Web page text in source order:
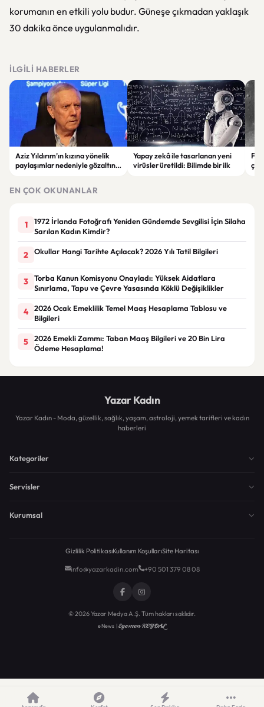
korumanın en etkili yolu budur. Güneşe çıkmadan yaklaşık
30 dakika önce uygulanmalıdır.
İLGILI HABERLER
Aziz Yıldırım’ın kızına yönelik
paylaşımlar nedeniyle gözaltına
Yapay zekâ ile tasarlanan yeni
virüsler üretildi: Bilimde bir ilk
EN ÇOK OKUNANLAR
1
1972 İrlanda Fotoğrafı Yeniden Gündemde Sevgilisi İçin Silaha
Sarılan Kadın Kimdir?
2 Okullar Hangi Tarihte Açılacak? 2026 Yılı Tatil Bilgileri
3
Torba Kanun Komisyonu Onayladı: Yüksek Aidatlara
Sınırlama, Tapu ve Çevre Yasasında Köklü Değişiklikler
4
2026 Ocak Emeklilik Temel Maaş Hesaplama Tablosu ve
Bilgileri
5
2026 Emekli Zammı: Taban Maaş Bilgileri ve 20 Bin Lira
Ödeme Hesaplama!
Yazar Kadın
Yazar Kadın - Moda, güzellik, sağlık, yaşam, astroloji, yemek tarifleri ve kadın
haberleri
Kategoriler
Servisler
Kurumsal
Gizlilik PolitikasıKullanım KoşullarıSite Haritası
info@yazarkadin.com +90 501 379 08 08
© 2026 Yazar Medya A.Ş. Tüm hakları saklıdır.
eNews |Egemen KEYDAL